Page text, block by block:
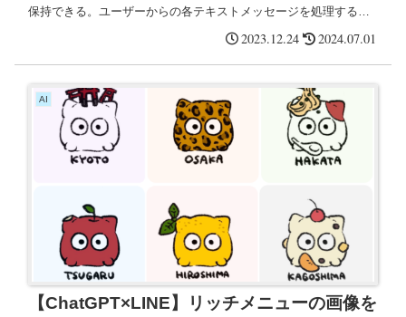
保持できる。ユーザーからの各テキストメッセージを処理する際
に、データベースからユーザーの現在の方言設定を取得し、それ
2023.12.24 2024.07.01
AI
【ChatGPT×LINE】リッチメニューの画像を